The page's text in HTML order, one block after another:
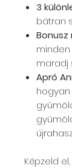
3
bátran
maradj
Apró
Képzeld